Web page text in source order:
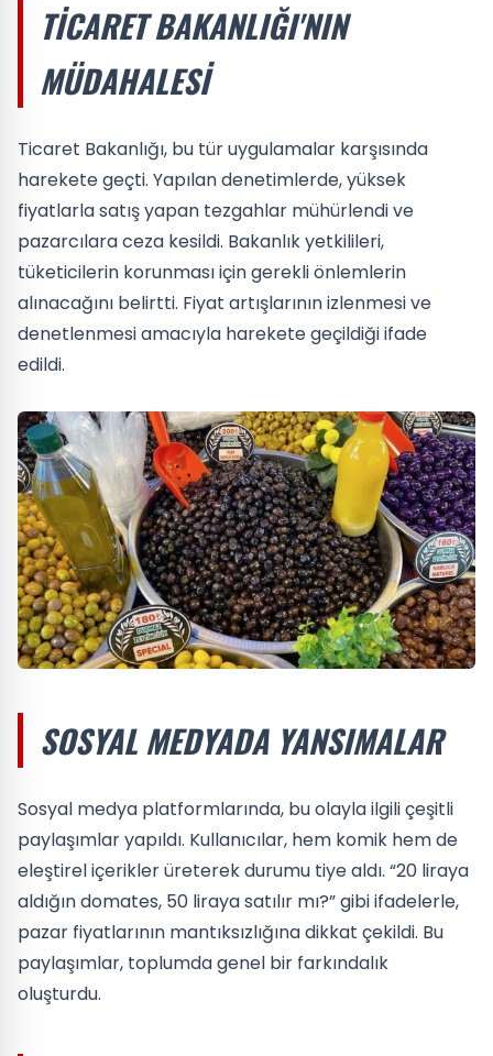
TICARET BAKANLIĞI'NIN
MÜDAHALESI
Ticaret Bakanlığı, bu tür uygulamalar karşısında
harekete geçti. Yapılan denetimlerde, yüksek
fiyatlarla satış yapan tezgahlar mühürlendi ve
pazarcılara ceza kesildi. Bakanlık yetkilileri,
tüketicilerin korunması için gerekli önlemlerin
alınacağını belirtti. Fiyat artışlarının izlenmesi ve
denetlenmesi amacıyla harekete geçildiği ifade
edildi.
SOSYAL MEDYADA YANSIMALAR
Sosyal medya platformlarında, bu olayla ilgili çeşitli
paylaşımlar yapıldı. Kullanıcılar, hem komik hem de
eleştirel içerikler üreterek durumu tiye aldı. “20 liraya
aldığın domates, 50 liraya satılır mı?” gibi ifadelerle,
pazar fiyatlarının mantıksızlığına dikkat çekildi. Bu
paylaşımlar, toplumda genel bir farkındalık
oluşturdu.